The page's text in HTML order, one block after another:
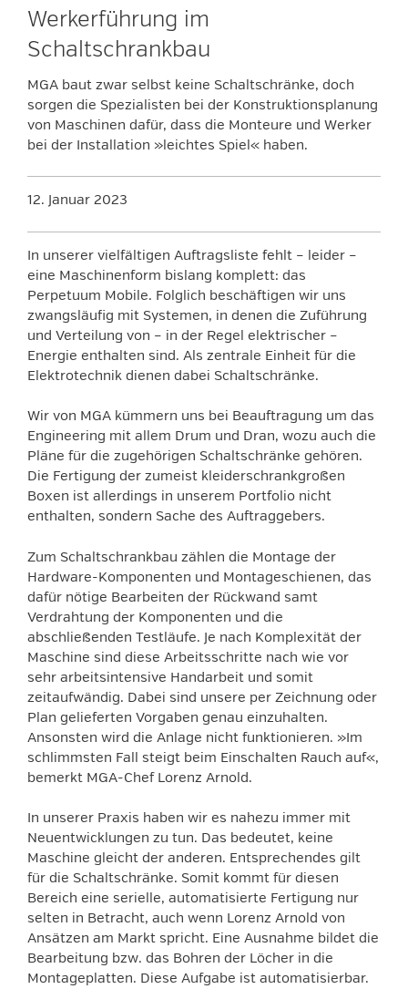
Werkerführung im
Schaltschrankbau
MGA baut zwar selbst keine Schaltschränke, doch
sorgen die Spezialisten bei der Konstruktionsplanung
von Maschinen dafür, dass die Monteure und Werker
bei der Installation »leichtes Spiel« haben.
12. Januar 2023
In unserer vielfältigen Auftragsliste fehlt – leider –
eine Maschinenform bislang komplett: das
Perpetuum Mobile. Folglich beschäftigen wir uns
zwangsläufig mit Systemen, in denen die Zuführung
und Verteilung von – in der Regel elektrischer –
Energie enthalten sind. Als zentrale Einheit für die
Elektrotechnik dienen dabei Schaltschränke.
Wir von MGA kümmern uns bei Beauftragung um das
Engineering mit allem Drum und Dran, wozu auch die
Pläne für die zugehörigen Schaltschränke gehören.
Die Fertigung der zumeist kleiderschrankgroßen
Boxen ist allerdings in unserem Portfolio nicht
enthalten, sondern Sache des Auftraggebers.
Zum Schaltschrankbau zählen die Montage der
Hardware-Komponenten und Montageschienen, das
dafür nötige Bearbeiten der Rückwand samt
Verdrahtung der Komponenten und die
abschließenden Testläufe. Je nach Komplexität der
Maschine sind diese Arbeitsschritte nach wie vor
sehr arbeitsintensive Handarbeit und somit
zeitaufwändig. Dabei sind unsere per Zeichnung oder
Plan gelieferten Vorgaben genau einzuhalten.
Ansonsten wird die Anlage nicht funktionieren. »Im
schlimmsten Fall steigt beim Einschalten Rauch auf«,
bemerkt MGA-Chef Lorenz Arnold.
In unserer Praxis haben wir es nahezu immer mit
Neuentwicklungen zu tun. Das bedeutet, keine
Maschine gleicht der anderen. Entsprechendes gilt
für die Schaltschränke. Somit kommt für diesen
Bereich eine serielle, automatisierte Fertigung nur
selten in Betracht, auch wenn Lorenz Arnold von
Ansätzen am Markt spricht. Eine Ausnahme bildet die
Bearbeitung bzw. das Bohren der Löcher in die
Montageplatten. Diese Aufgabe ist automatisierbar.